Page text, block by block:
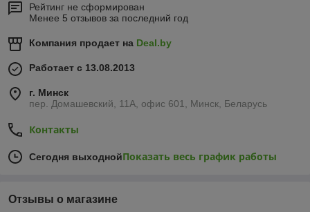
Рейтинг не сформирован
Менее 5 отзывов за последний год
Компания продает на Deal.by
Работает с 13.08.2013
г. Минск
пер. Домашевский, 11А, офис 601, Минск, Беларусь
Контакты
Сегодня выходнойПоказать весь график работы
Отзывы о магазине